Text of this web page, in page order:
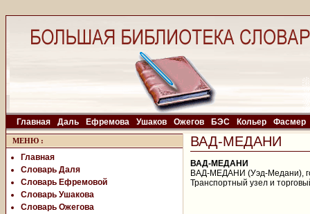
Главная Даль Ефремова Ушаков Ожегов БЭС Кольер Фасмер
МЕНЮ :
Главная
Словарь Даля
Словарь Ефремовой
Словарь Ушакова
Словарь Ожегова
ВАД-МЕДАНИ
ВАД-МЕДАНИ
ВАД-МЕДАНИ (Уэд-Медани),
Транспортный узел и